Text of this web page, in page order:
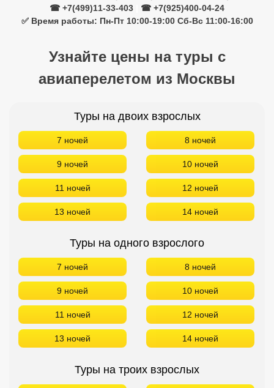
☎ +7(499)11-33-403
☎ +7(925)400-04-24
✅ Время работы: Пн-Пт 10:00-19:00 Сб-Вс 11:00-16:00
Узнайте цены на туры с
авиаперелетом из Москвы
Туры на двоих взрослых
7 ночей 8 ночей
9 ночей 10 ночей
11 ночей 12 ночей
13 ночей 14 ночей
Туры на одного взрослого
7 ночей 8 ночей
9 ночей 10 ночей
11 ночей 12 ночей
13 ночей 14 ночей
Туры на троих взрослых
Сетевые отели Сейшел